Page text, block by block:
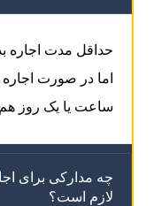
اما در صورت اجاره
ساعت یا یک روز هم
چه مدارکی برای
لازم است؟